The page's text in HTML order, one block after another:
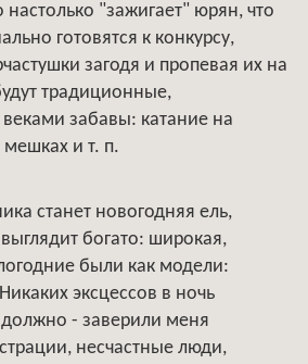
настолько "зажигает" юрян, что
готовятся к конкурсу,
загодя и пропевая их на
традиционные,
забавы: катание на
и т. п.
станет новогодняя ель,
богато: широкая,
были как модели:
эксцессов в ночь
- заверили меня
несчастные люди,